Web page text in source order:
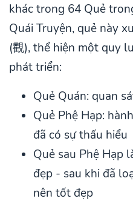
khác trong 64 Quẻ
Quái Truyện, quẻ này
(觀), thể hiện một quy
phát triển:
Quẻ Quán: quan
Quẻ Phệ Hạp:
đã có sự thấu hiểu
Quẻ sau Phệ Hạp
đẹp - sau khi đã
nên tốt đẹp